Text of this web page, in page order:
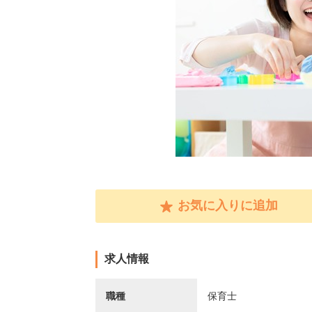
お気に入りに追加
求人情報
職種 保育士